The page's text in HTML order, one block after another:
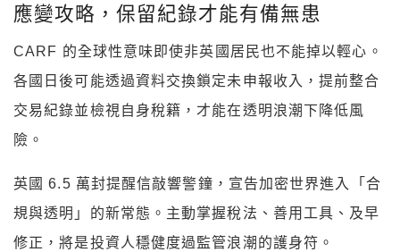
應變攻略，保留紀錄才能有備無患
CARF 的全球性意味即使非英國居民也不能掉以輕心。
各國日後可能透過資料交換鎖定未申報收入，提前整合
交易紀錄並檢視自身稅籍，才能在透明浪潮下降低風
險。
英國 6.5 萬封提醒信敲響警鐘，宣告加密世界進入「合
規與透明」的新常態。主動掌握稅法、善用工具、及早
修正，將是投資人穩健度過監管浪潮的護身符。